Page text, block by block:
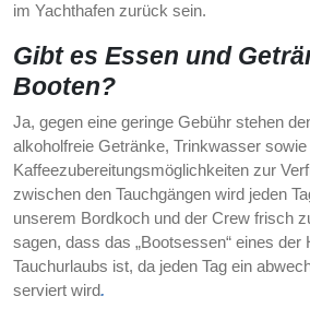
im Yachthafen zurück sein.
Gibt es Essen und
Booten?
Ja, gegen eine geringe Gebühr stehen
alkoholfreie Getränke, Trinkwasser sowie
Kaffeezubereitungsmöglichkeiten zur
zwischen den Tauchgängen wird jeden
unserem Bordkoch und der Crew frisch
sagen, dass das „Bootsessen“ eines der
Tauchurlaubs ist, da jeden Tag ein
serviert wird.